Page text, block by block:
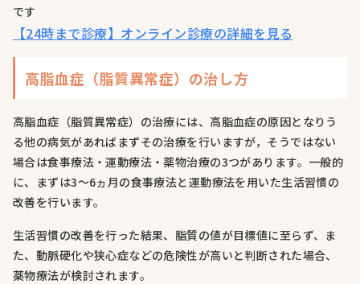
です
【24時まで診療】オンライン診療の詳細を見る
高脂血症（脂質異常症）の治し方
高脂血症（脂質異常症）の治療には、高脂血症の原因となりう
る他の病気があればまずその治療を行いますが，そうではない
場合は食事療法・運動療法・薬物治療の3つがあります。一般的
に、まずは3～6ヵ月の食事療法と運動療法を用いた生活習慣の
改善を行います。
生活習慣の改善を行った結果、脂質の値が目標値に至らず、ま
た、動脈硬化や狭心症などの危険性が高いと判断された場合、
薬物療法が検討されます。